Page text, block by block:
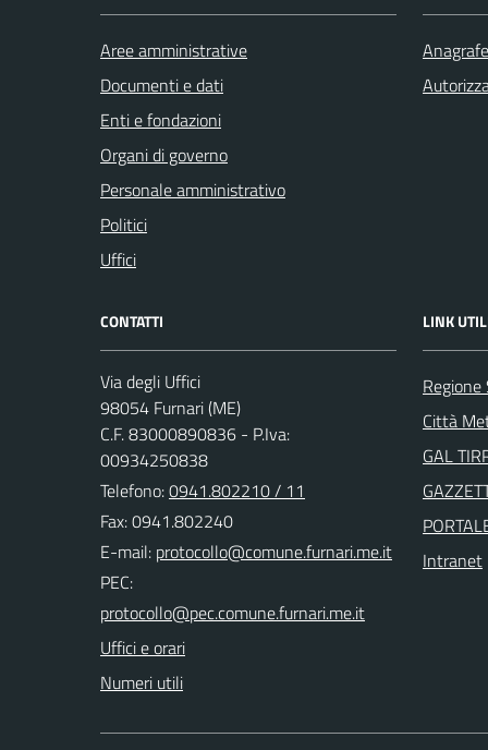
Aree amministrative
Documenti e dati
Enti e fondazioni
Organi di governo
Personale amministrativo
Politici
Uffici
CONTATTI
Via degli Uffici
98054 Furnari (ME)
C.F. 83000890836 - P.Iva:
00934250838
Telefono:0941.802210 / 11
Fax: 0941.802240
E-mail:
PEC:
Uffici e orari
Numeri utili
LINK
Regione
Città
GAL
Intranet